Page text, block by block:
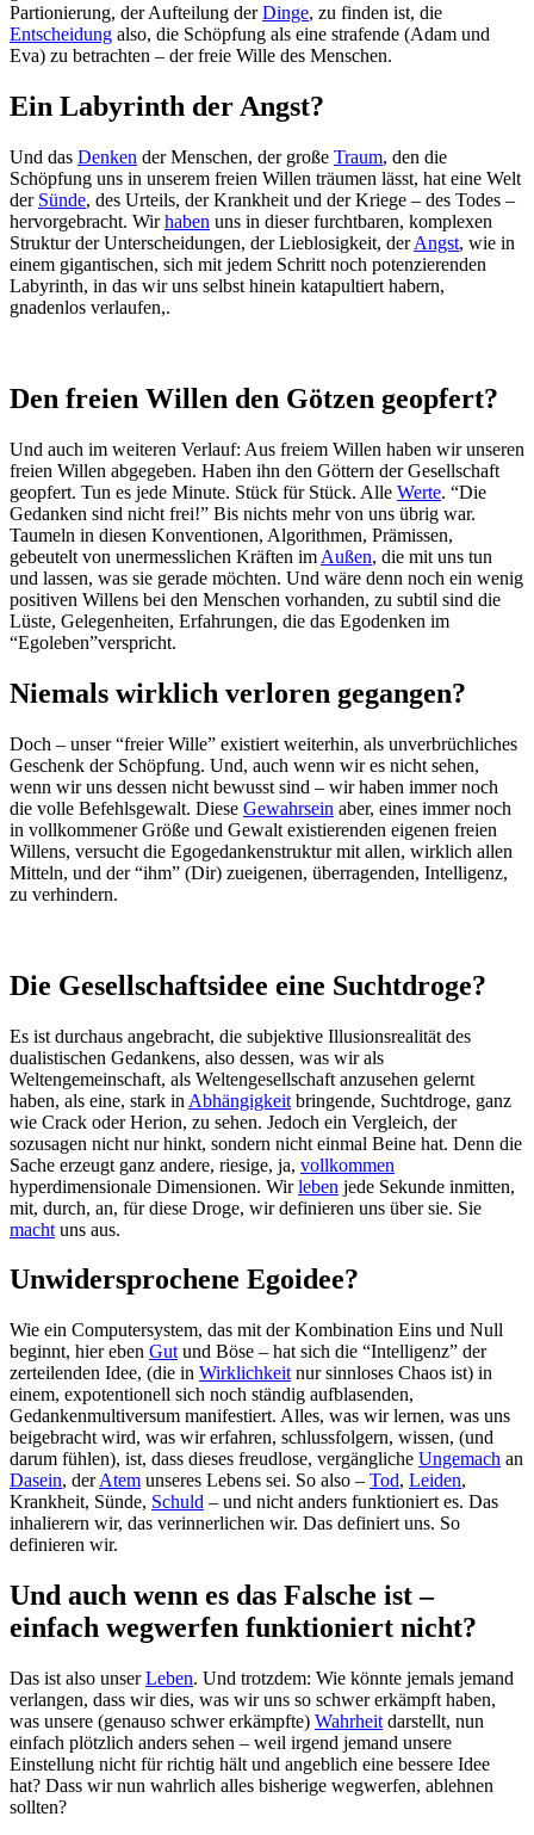
Partionierung, der Aufteilung derDinge, zu finden ist, die
Entscheidung also, die Schöpfung als eine strafende (Adam und
Eva) zu betrachten – der freie Wille des Menschen.
Ein Labyrinth der Angst?
Und das Denken der Menschen, der große Traum, den die
Schöpfung uns in unserem freien Willen träumen lässt, hat eine Welt
der Sünde, des Urteils, der Krankheit und der Kriege – des Todes –
hervorgebracht. Wirhaben uns in dieser furchtbaren, komplexen
Struktur der Unterscheidungen, der Lieblosigkeit, derAngst, wie in
einem gigantischen, sich mit jedem Schritt noch potenzierenden
Labyrinth, in das wir uns selbst hinein katapultiert habern,
gnadenlos verlaufen,.
Den freien Willen den Götzen geopfert?
Und auch im weiteren Verlauf: Aus freiem Willen haben wir unseren
freien Willen abgegeben. Haben ihn den Göttern der Gesellschaft
geopfert. Tun es jede Minute. Stück für Stück. Alle Werte. “Die
Gedanken sind nicht frei!” Bis nichts mehr von uns übrig war.
Taumeln in diesen Konventionen, Algorithmen, Prämissen,
gebeutelt von unermesslichen Kräften im Außen, die mit uns tun
und lassen, was sie gerade möchten. Und wäre denn noch ein wenig
positiven Willens bei den Menschen vorhanden, zu subtil sind die
Lüste, Gelegenheiten, Erfahrungen, die das Egodenken im
“Egoleben”verspricht.
Niemals wirklich verloren gegangen?
Doch – unser “freier Wille” existiert weiterhin, als unverbrüchliches
Geschenk der Schöpfung. Und, auch wenn wir es nicht sehen,
wenn wir uns dessen nicht bewusst sind – wir haben immer noch
die volle Befehlsgewalt. Diese Gewahrsein aber, eines immer noch
in vollkommener Größe und Gewalt existierenden eigenen freien
Willens, versucht die Egogedankenstruktur mit allen, wirklich allen
Mitteln, und der “ihm” (Dir) zueigenen, überragenden, Intelligenz,
zu verhindern.
Die Gesellschaftsidee eine Suchtdroge?
Es ist durchaus angebracht, die subjektive Illusionsrealität des
dualistischen Gedankens, also dessen, was wir als
Weltengemeinschaft, als Weltengesellschaft anzusehen gelernt
haben, als eine, stark in Abhängigkeit bringende, Suchtdroge, ganz
wie Crack oder Herion, zu sehen. Jedoch ein Vergleich, der
sozusagen nicht nur hinkt, sondern nicht einmal Beine hat. Denn die
Sache erzeugt ganz andere, riesige, ja, vollkommen
hyperdimensionale Dimensionen. Wirleben jede Sekunde inmitten,
mit, durch, an, für diese Droge, wir definieren uns über sie. Sie
macht uns aus.
Unwidersprochene Egoidee?
Wie ein Computersystem, das mit der Kombination Eins und Null
beginnt, hier eben Gut und Böse – hat sich die “Intelligenz” der
zerteilenden Idee, (die in Wirklichkeit nur sinnloses Chaos ist) in
einem, expotentionell sich noch ständig aufblasenden,
Gedankenmultiversum manifestiert. Alles, was wir lernen, was uns
beigebracht wird, was wir erfahren, schlussfolgern, wissen, (und
darum fühlen), ist, dass dieses freudlose, vergängliche Ungemach an
Dasein, derAtem unseres Lebens sei. So also – Tod, Leiden,
Krankheit, Sünde, Schuld – und nicht anders funktioniert es. Das
inhalierern wir, das verinnerlichen wir. Das definiert uns. So
definieren wir.
Und auch wenn es das Falsche ist –
einfach wegwerfen funktioniert nicht?
Das ist also unserLeben. Und trotzdem: Wie könnte jemals jemand
verlangen, dass wir dies, was wir uns so schwer erkämpft haben,
was unsere (genauso schwer erkämpfte) Wahrheit darstellt, nun
einfach plötzlich anders sehen – weil irgend jemand unsere
Einstellung nicht für richtig hält und angeblich eine bessere Idee
hat? Dass wir nun wahrlich alles bisherige wegwerfen, ablehnen
sollten?